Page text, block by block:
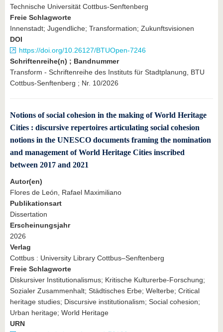
Technische Universität Cottbus-Senftenberg
Freie Schlagworte
Innenstadt; Jugendliche; Transformation; Zukunftsvisionen
DOI
https://doi.org/10.26127/BTUOpen-7246
Schriftenreihe(n) ; Bandnummer
Transform - Schriftenreihe des Instituts für Stadtplanung, BTU
Cottbus-Senftenberg ; Nr. 10/2026
Notions of social cohesion in the making of World Heritage
Cities : discursive repertoires articulating social cohesion
notions in the UNESCO documents framing the nomination
and management of World Heritage Cities inscribed
between 2017 and 2021
Autor(en)
Flores de León, Rafael Maximiliano
Publikationsart
Dissertation
Erscheinungsjahr
2026
Verlag
Cottbus : University Library Cottbus–Senftenberg
Freie Schlagworte
Diskursiver Institutionalismus; Kritische Kulturerbe-Forschung;
Sozialer Zusammenhalt; Städtisches Erbe; Welterbe; Critical
heritage studies; Discursive institutionalism; Social cohesion;
Urban heritage; World Heritage
URN